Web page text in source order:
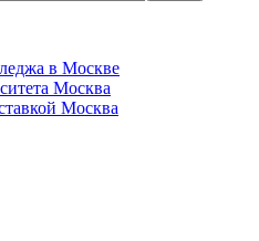
в Москве
Москва
Москва